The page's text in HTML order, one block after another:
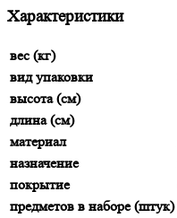
Характеристики
вес (кг)
вид упаковки
высота (см)
длина (см)
материал
назначение
покрытие
предметов в наборе (штук)